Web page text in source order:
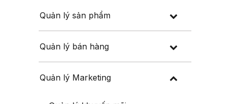
Quản lý sản phẩm
Quản lý bán hàng
Quản lý Marketing